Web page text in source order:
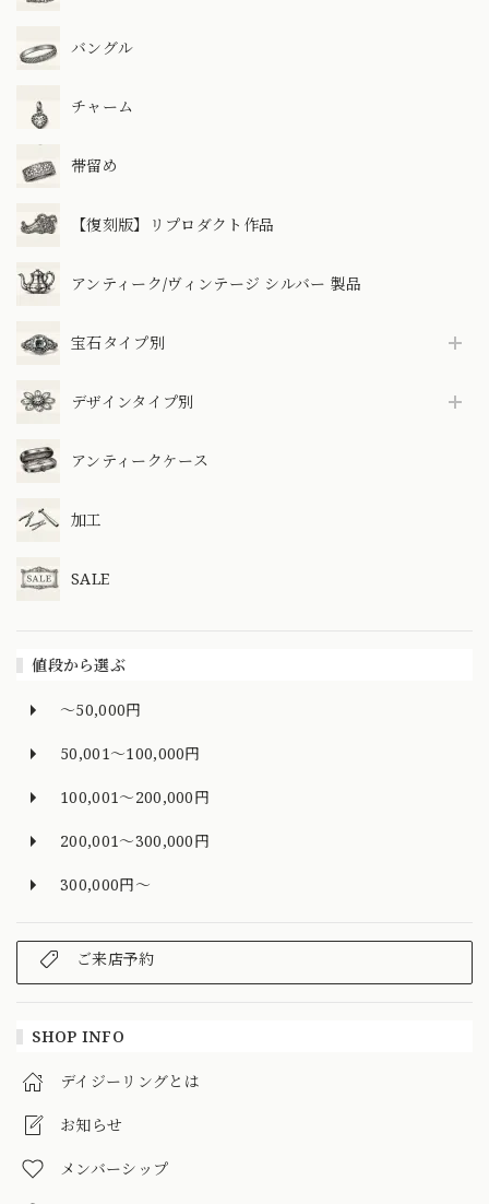
バングル
チャーム
帯留め
【復刻版】リプロダクト作品
アンティーク/ヴィンテージ シルバー 製品
宝石タイプ別
デザインタイプ別
アンティークケース
加工
SALE
値段から選ぶ
～50,000円
50,001～100,000円
100,001～200,000円
200,001～300,000円
300,000円～
ご来店予約
SHOP INFO
デイジーリングとは
お知らせ
メンバーシップ